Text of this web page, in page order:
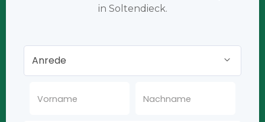
in Soltendieck.